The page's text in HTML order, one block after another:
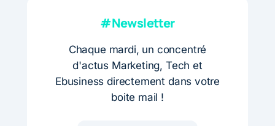
#Newsletter
Chaque mardi, un concentré
d'actus Marketing, Tech et
Ebusiness directement dans votre
boite mail !